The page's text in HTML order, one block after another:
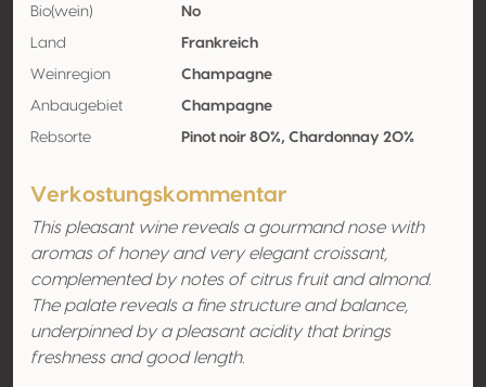
Bio(wein) No
Land Frankreich
Weinregion Champagne
Anbaugebiet Champagne
Rebsorte Pinot noir 80%, Chardonnay 20%
Verkostungskommentar
This pleasant wine reveals a gourmand nose with
aromas of honey and very elegant croissant,
complemented by notes of citrus fruit and almond.
The palate reveals a fine structure and balance,
underpinned by a pleasant acidity that brings
freshness and good length.